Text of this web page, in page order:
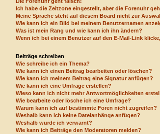
Ich habe die Zeitzone eingestellt, aber die Forenuhr
Meine Sprache steht auf diesem Board nicht zur
Wie kann ich ein Bild bei meinem Benutzernamen
Was ist mein Rang und wie kann ich ihn ändern?
Wenn ich bei einem Benutzer auf den E-Mail-Link
Beiträge schreiben
Wie schreibe ich ein Thema?
Wie kann ich einen Beitrag bearbeiten oder löschen?
Wie kann ich meinem Beitrag eine Signatur anfügen?
Wie kann ich eine Umfrage erstellen?
Wieso kann ich nicht mehr Antwortmöglichkeiten
Wie bearbeite oder lösche ich eine Umfrage?
Warum kann ich auf bestimmte Foren nicht zugreifen?
Weshalb kann ich keine Dateianhänge anfügen?
Weshalb wurde ich verwarnt?
Wie kann ich Beiträge den Moderatoren melden?